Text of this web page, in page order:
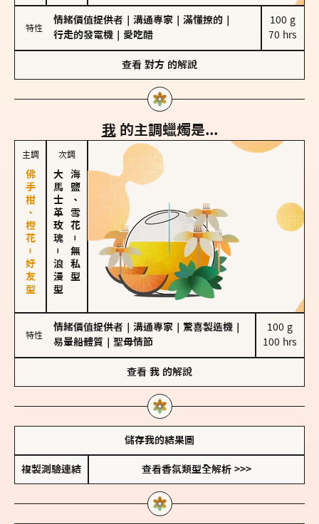
特性
情緒價值提供者 溝通專家 滿懂撩的
行走的發電機
愛吃醋
100 g
70 hrs
查看 對方 的解說
我 的主調蠟燭是...
主調
佛手柑、橙花－好友型
次調
大馬士革玫瑰
－
浪漫型
海鹽、雪花
－
無私型
特性
情緒價值提供者 溝通專家 驚喜製造機
易暈船體質
聖母情節
100 g
100 hrs
查看 我 的解說
儲存我的結果圖
複製測驗連結 查看香氛類型全解析 >>>